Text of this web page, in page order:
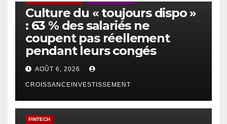
Culture du « toujours dispo »
: 63 % des salariés ne
coupent pas réellement
pendant leurs congés
AOÛT 6, 2026
CROISSANCEINVESTISSEMENT
FINTECH